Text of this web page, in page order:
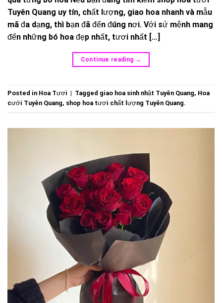
Tuyên Quang uy tín, chất lượng, giao hoa nhanh và mẫu
mã đa dạng, thì bạn đã đến đúng nơi. Với sứ mệnh mang
đến những bó hoa đẹp nhất, tươi nhất […]
Continue reading →
Posted in Hoa Tươi | Tagged giao hoa sinh nhật Tuyên Quang, Hoa
cưới Tuyên Quang, shop hoa tươi chất lượng Tuyên Quang.